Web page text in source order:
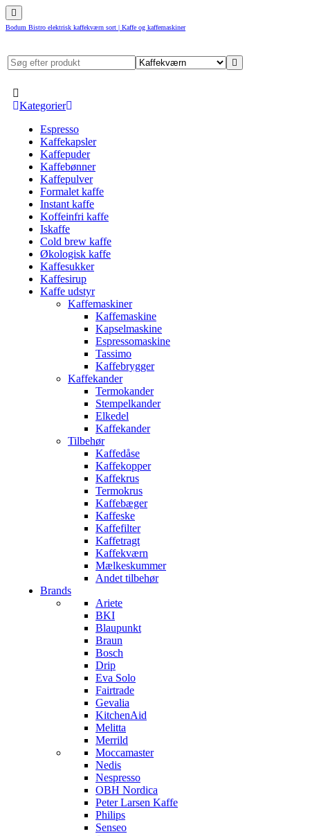
Bodum Bistro elektrisk kaffekværn sort | Kaffe og kaffemaskiner
Kategorier
Espresso
Kaffekapsler
Kaffepuder
Kaffebønner
Kaffepulver
Formalet kaffe
Instant kaffe
Koffeinfri kaffe
Iskaffe
Cold brew kaffe
Økologisk kaffe
Kaffesukker
Kaffesirup
Kaffe udstyr
Kaffemaskiner
Kaffemaskine
Kapselmaskine
Espressomaskine
Tassimo
Kaffebrygger
Kaffekander
Termokander
Stempelkander
Elkedel
Kaffekander
Tilbehør
Kaffedåse
Kaffekopper
Kaffekrus
Termokrus
Kaffebæger
Kaffeske
Kaffefilter
Kaffetragt
Kaffekværn
Mælkeskummer
Andet tilbehør
Brands
Ariete
BKI
Blaupunkt
Braun
Bosch
Drip
Eva Solo
Fairtrade
Gevalia
KitchenAid
Melitta
Merrild
Moccamaster
Nedis
Nespresso
OBH Nordica
Peter Larsen Kaffe
Philips
Senseo